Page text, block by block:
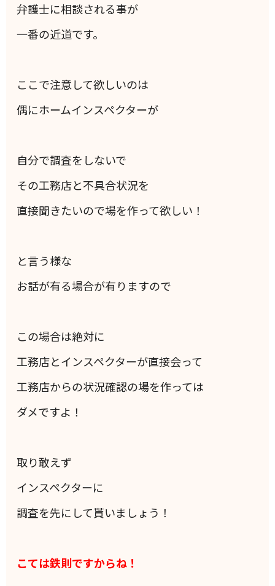
弁護士に相談される事が
一番の近道です。
ここで注意して欲しいのは
偶にホームインスペクターが
自分で調査をしないで
その工務店と不具合状況を
直接聞きたいので場を作って欲しい！
と言う様な
お話が有る場合が有りますので
この場合は絶対に
工務店とインスペクターが直接会って
工務店からの状況確認の場を作っては
ダメですよ！
取り敢えず
インスペクターに
調査を先にして貰いましょう！
こては鉄則ですからね！